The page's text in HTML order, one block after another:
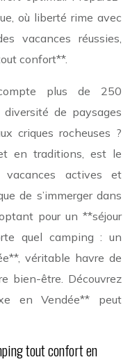
où liberté rime avec
vacances réussies,
confort**.
plus de 250
de paysages
criques rocheuses ?
en traditions, est le
actives et
de s’immerger dans
pour un **séjour
quel camping : un
véritable havre de
bien-être. Découvrez
en Vendée** peut
tout confort en